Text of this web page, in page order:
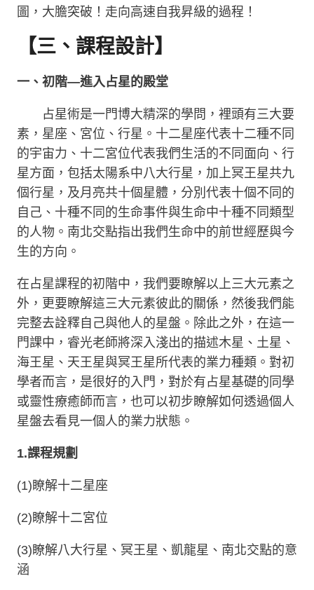
圖，大膽突破！走向高速自我昇級的過程！
【三、課程設計】
一、 初階—進入占星的殿堂
占星術是一門博大精深的學問，裡頭有三大要
素，星座、宮位、行星。十二星座代表十二種不同
的宇宙力、十二宮位代表我們生活的不同面向、行
星方面，包括太陽系中八大行星，加上冥王星共九
個行星，及月亮共十個星體，分別代表十個不同的
自己、十種不同的生命事件與生命中十種不同類型
的人物。南北交點指出我們生命中的前世經歷與今
生的方向。
在占星課程的初階中，我們要瞭解以上三大元素之
外，更要瞭解這三大元素彼此的關係，然後我們能
完整去詮釋自己與他人的星盤。除此之外，在這一
門課中，睿光老師將深入淺出的描述木星、土星、
海王星、天王星與冥王星所代表的業力種類。對初
學者而言，是很好的入門，對於有占星基礎的同學
或靈性療癒師而言，也可以初步瞭解如何透過個人
星盤去看見一個人的業力狀態。
1.課程規劃
(1)瞭解十二星座
(2)瞭解十二宮位
(3)瞭解八大行星、冥王星、凱龍星、南北交點的意
涵